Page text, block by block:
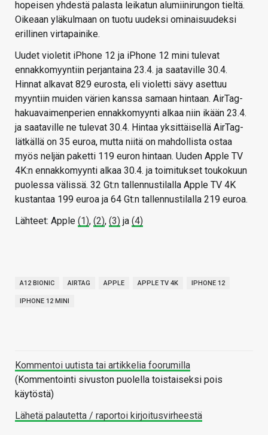
hopeisen yhdestä palasta leikatun alumiinirungon tieltä.
Oikeaan yläkulmaan on tuotu uudeksi ominaisuudeksi
erillinen virtapainike.
Uudet violetit iPhone 12 ja iPhone 12 mini tulevat
ennakkomyyntiin perjantaina 23.4. ja saataville 30.4.
Hinnat alkavat 829 eurosta, eli violetti sävy asettuu
myyntiin muiden värien kanssa samaan hintaan. AirTag-
hakuavaimenperien ennakkomyynti alkaa niin ikään 23.4.
ja saataville ne tulevat 30.4. Hintaa yksittäisellä AirTag-
lätkällä on 35 euroa, mutta niitä on mahdollista ostaa
myös neljän paketti 119 euron hintaan. Uuden Apple TV
4K:n ennakkomyynti alkaa 30.4. ja toimitukset toukokuun
puolessa välissä. 32 Gt:n tallennustilalla Apple TV 4K
kustantaa 199 euroa ja 64 Gt:n tallennustilalla 219 euroa.
Lähteet: Apple (1), (2), (3) ja (4)
A12 BIONIC AIRTAG APPLE APPLE TV 4K IPHONE 12
IPHONE 12 MINI
Kommentoi uutista tai artikkelia foorumilla
(Kommentointi sivuston puolella toistaiseksi pois
käytöstä)
Lähetä palautetta / raportoi kirjoitusvirheestä